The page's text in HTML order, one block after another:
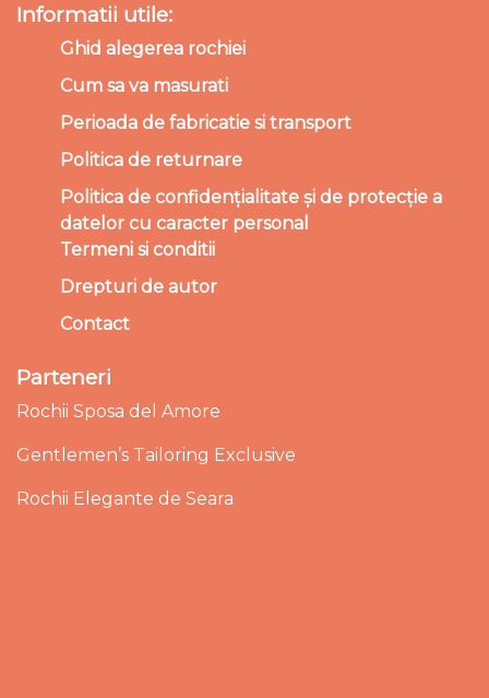
Informatii utile:
Ghid alegerea rochiei
Cum sa va masurati
Perioada de fabricatie si transport
Politica de returnare
Politica de confidențialitate și de protecție a
datelor cu caracter personal
Termeni si conditii
Drepturi de autor
Contact
Parteneri
Rochii Sposa del Amore
Gentlemen’s Tailoring Exclusive
Rochii Elegante de Seara